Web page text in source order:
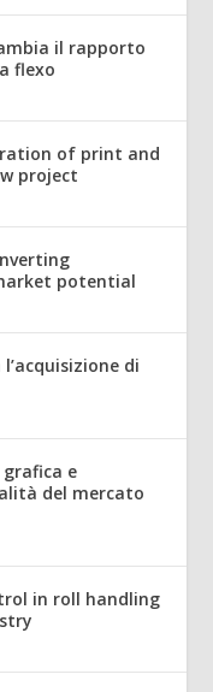
il rapporto
flexo
of print and
project
potential
di
grafica e
del mercato
in roll handling